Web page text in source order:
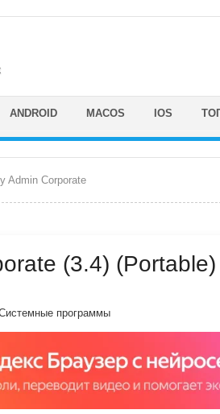
ANDROID MACOS IOS
Admin Corporate
(3.4) (Portable)
программы